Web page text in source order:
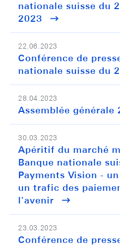
nationale suisse du
2023
22.06.2023
Conférence de
nationale suisse du
28.04.2023
Assemblée générale
30.03.2023
Apéritif du marché
Banque nationale
Payments Vision -
un trafic des
l'avenir
23.03.2023
Conférence de